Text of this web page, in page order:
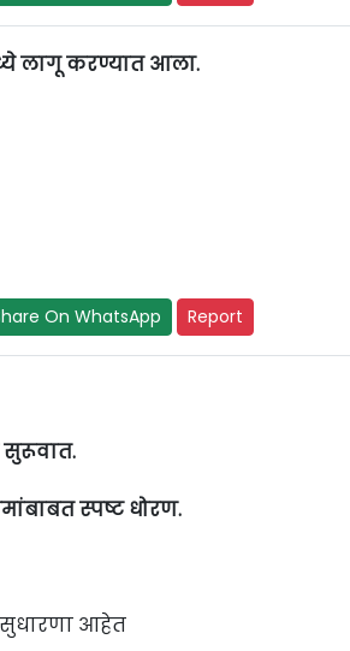
लागू करण्यात आला.
On WhatsApp Report
सुरूवात.
स्पष्ट धोरण.
आहेत